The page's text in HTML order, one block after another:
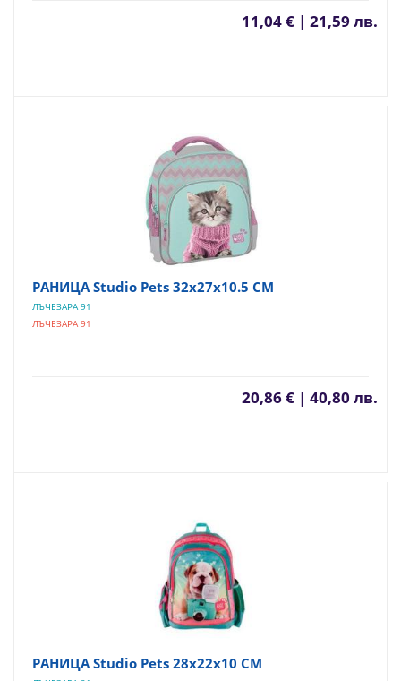
11,04 € | 21,59 лв.
РАНИЦА Studio Pets 32х27х10.5 СМ
ЛЪЧЕЗАРА 91
ЛЪЧЕЗАРА 91
20,86 € | 40,80 лв.
РАНИЦА Studio Pets 28х22х10 СМ